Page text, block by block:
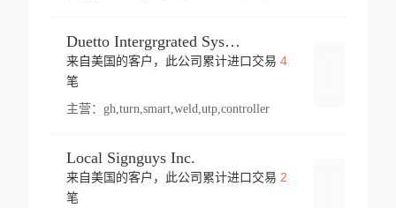
Duetto Intergrgrated Systems Inc.
来自美国的客户，此公司累计进口交易 4
笔
主营： gh,turn,smart,weld,utp,controller
Local Signguys Inc.
来自美国的客户，此公司累计进口交易 2
笔